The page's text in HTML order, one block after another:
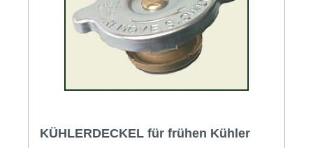
KÜHLERDECKEL für frühen Kühler